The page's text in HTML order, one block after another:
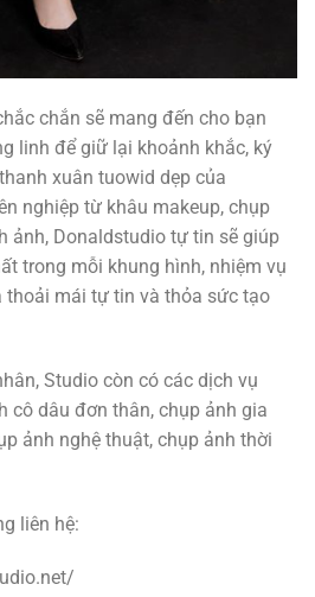
chắn sẽ mang đến cho bạn
linh để giữ lại khoảnh khắc, ký
xuân tuowid dẹp của
nghiệp từ khâu makeup, chụp
ảnh, Donaldstudio tự tin sẽ giúp
trong mỗi khung hình, nhiệm vụ
thoải mái tự tin và thỏa sức tạo
Studio còn có các dịch vụ
cô dâu đơn thân, chụp ảnh gia
ảnh nghệ thuật, chụp ảnh thời
liên hệ: